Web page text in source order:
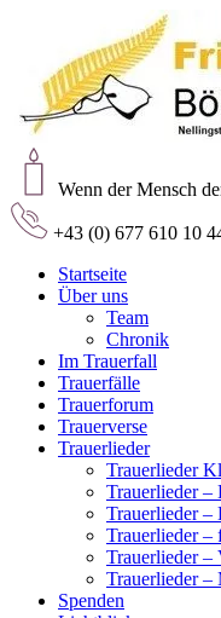
Wenn der Mensch
+43 (0) 677 610 10
Startseite
Über uns
Team
Chronik
Im Trauerfall
Trauerfälle
Trauerforum
Trauerverse
Trauerlieder
Trauerlieder
Trauerlieder –
Trauerlieder –
Trauerlieder –
Trauerlieder –
Trauerlieder –
Spenden